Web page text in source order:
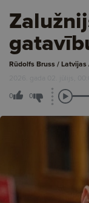
Rūdolfs Bruss / Latvijas
2026. gada 02. jūlijs,
0 0